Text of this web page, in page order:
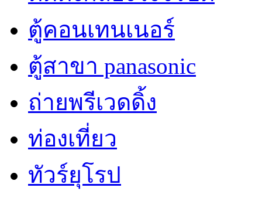
ตู้คอนเทนเนอร์
ตู้สาขา panasonic
ถ่ายพรีเวดดิ้ง
ท่องเที่ยว
ทัวร์ยุโรป